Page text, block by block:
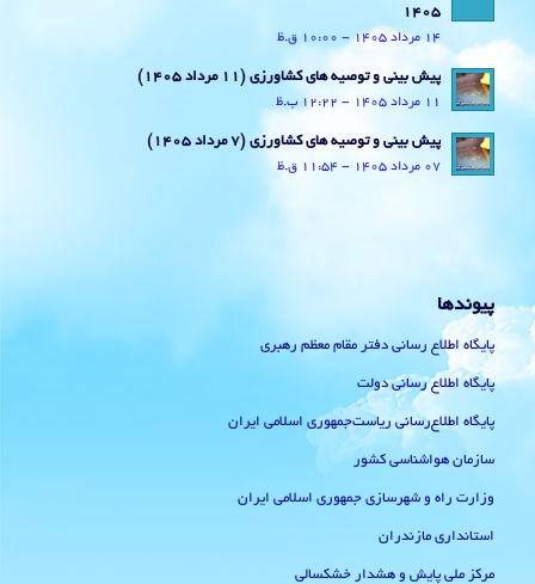
1405
14 مرداد 1405 - 10:00 ق.ظ
پیش بینی و توصیه های کشاورزی (11 مرداد ۱۴۰۵)
11 مرداد 1405 - 12:22 ب.ظ
پیش بینی و توصیه های کشاورزی (7 مرداد ۱۴۰۵)
07 مرداد 1405 - 11:54 ق.ظ
پیوندها
پایگاه اطلاع رسانی دفتر مقام معظم رهبری
پایگاه اطلاع رسانی دولت
پایگاه اطلاع‌رسانی ریاست‌جمهوری اسلامی ایران
سازمان هواشناسی کشور
وزارت راه و شهرسازی جمهوری اسلامی ایران
استانداری مازندران
مرکز ملی پایش و هشدار خشکسالی